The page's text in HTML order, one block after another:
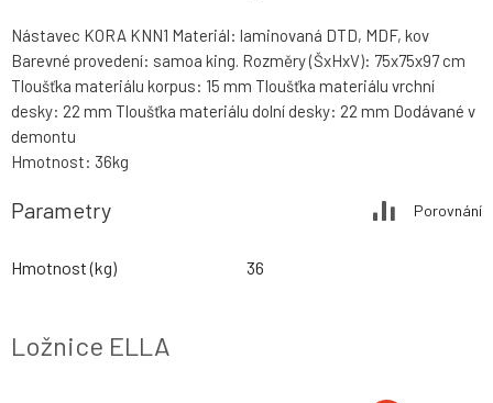
Nástavec KORA KNN1 Materiál: laminovaná DTD, MDF, kov
Barevné provedení: samoa king. Rozměry (ŠxHxV): 75x75x97 cm
Tloušťka materiálu korpus: 15 mm Tloušťka materiálu vrchní
desky: 22 mm Tloušťka materiálu dolní desky: 22 mm Dodávané v
demontu
Hmotnost: 36kg
Parametry Porovnání
Hmotnost (kg) 36
Ložnice ELLA